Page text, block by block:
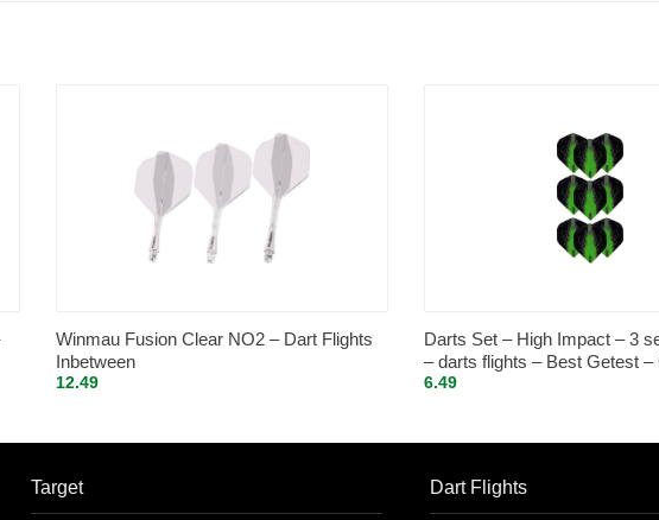
Winmau Fusion Clear NO2 – Dart Flights
Inbetween
12.49
Darts Set – High Impact – 3
– darts flights – Best Getest –
6.49
Target Dart Flights